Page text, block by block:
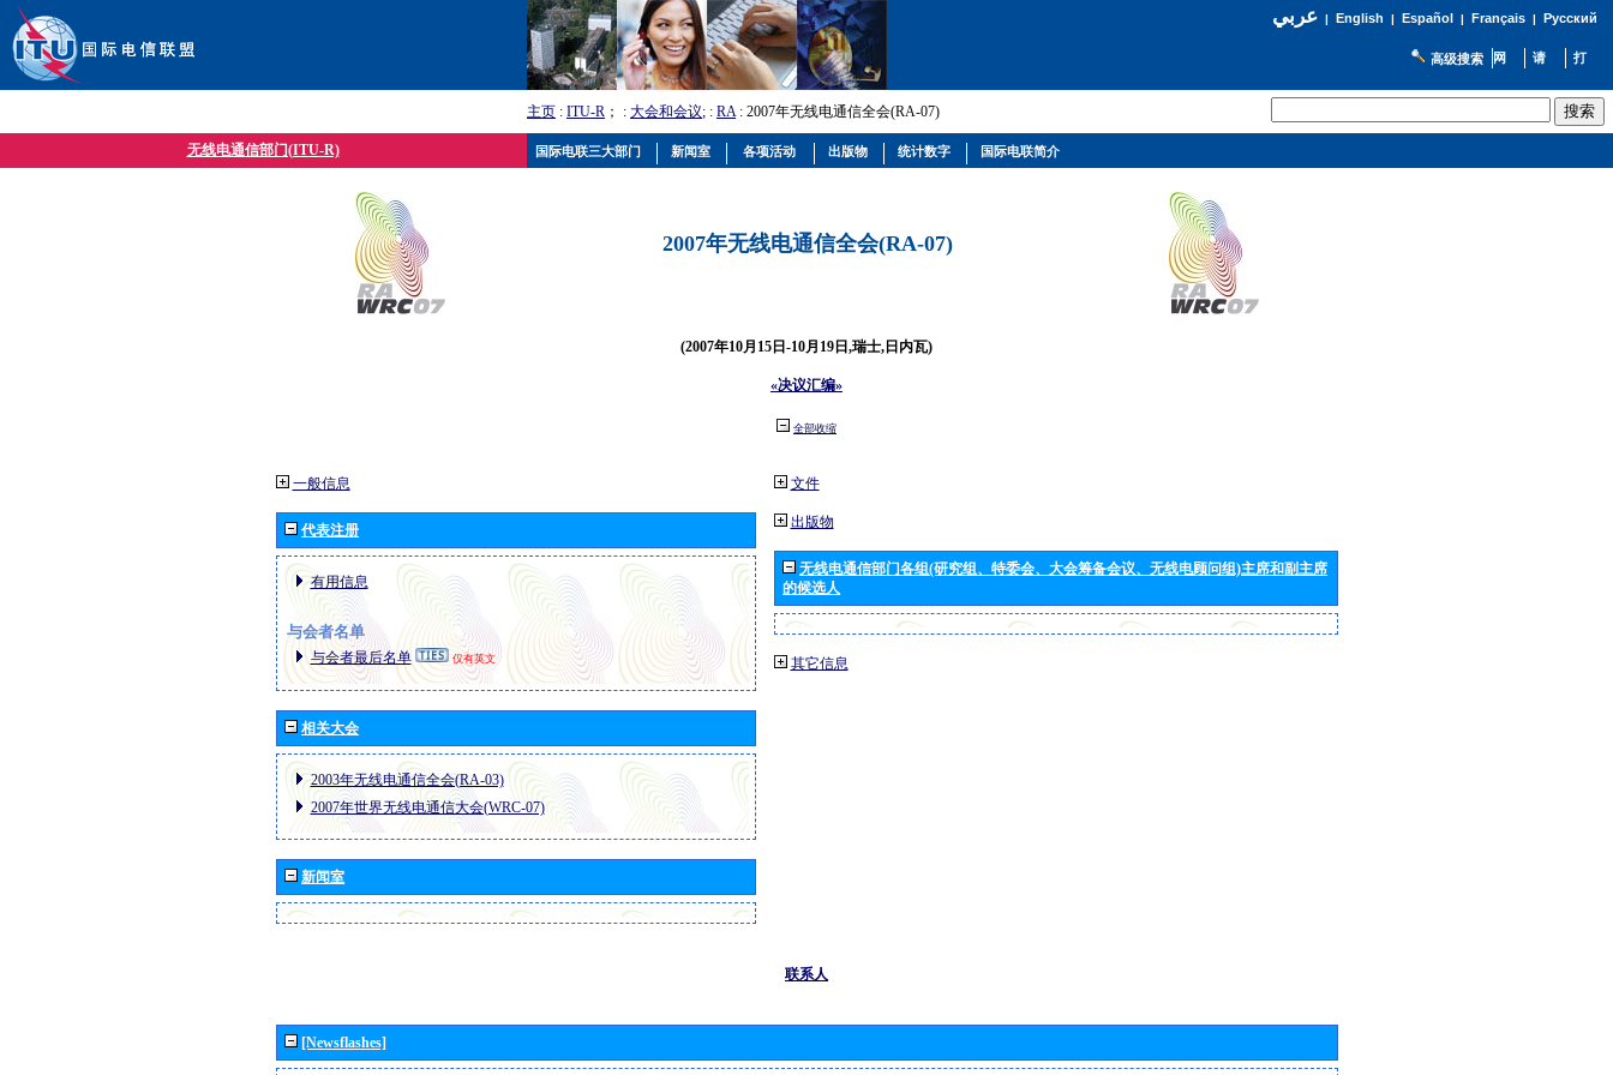
عربي| English | Español | Français| Русский
高级搜索
主页 : ITU-R ； : 大会和会议; : RA: 2007年无线电通信全会(RA-07)
无线电通信部门(ITU-R)
2007年无线电通信全会(RA-07)
(2007年10月15日-10月19日,瑞士,日内瓦)
«决议汇编»
全部收缩
一般信息
代表注册
有用信息
与会者名单
与会者最后名单 仅有英文
相关大会
2003年无线电通信全会(RA-03)
2007年世界无线电通信大会(WRC-07)
新闻室
文件
出版物
无线电通信部门各组(研究组、特委会、大会筹备会议、无线电顾问组)主席和副主席
的候选人
其它信息
联系人
[Newsflashes]
国际电联三大部门 新闻室 各项活动 出版物 统计数字 国际电联简介